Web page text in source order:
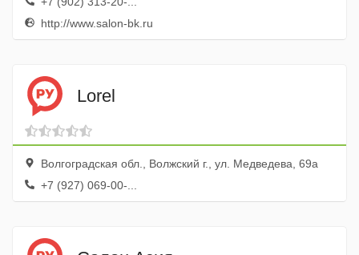
http://www.salon-bk.ru
Lorel
Волгоградская обл., Волжский г., ул. Медведева, 69а
+7 (927) 069-00-...